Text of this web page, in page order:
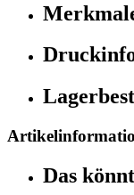
Das